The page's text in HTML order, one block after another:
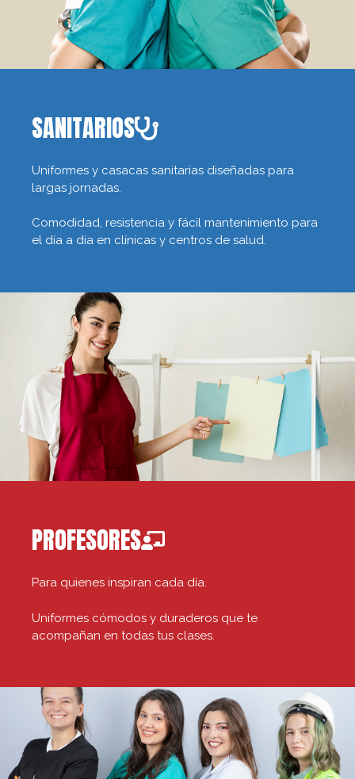
SANITARIOS
Uniformes y casacas sanitarias diseñadas para
largas jornadas.
Comodidad, resistencia y fácil mantenimiento para
el día a día en clínicas y centros de salud.
PROFESORES
Para quienes inspiran cada día.
Uniformes cómodos y duraderos que te
acompañan en todas tus clases.